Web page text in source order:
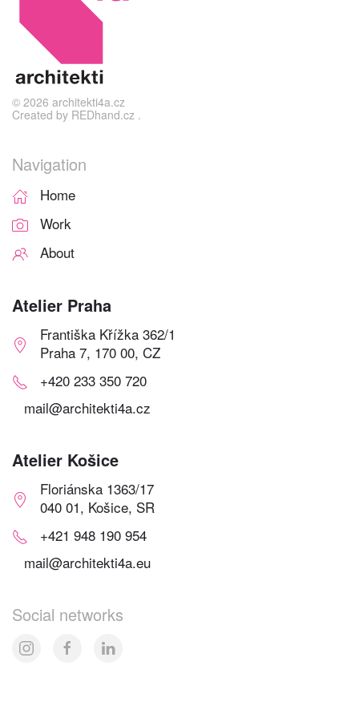
© 2026 architekti4a.cz
Created by REDhand.cz .
Navigation
Home
Work
About
Atelier Praha
Františka Křížka 362/1
Praha 7, 170 00, CZ
+420 233 350 720
mail@architekti4a.cz
Atelier Košice
Floriánska 1363/17
040 01, Košice, SR
+421 948 190 954
mail@architekti4a.eu
Social networks